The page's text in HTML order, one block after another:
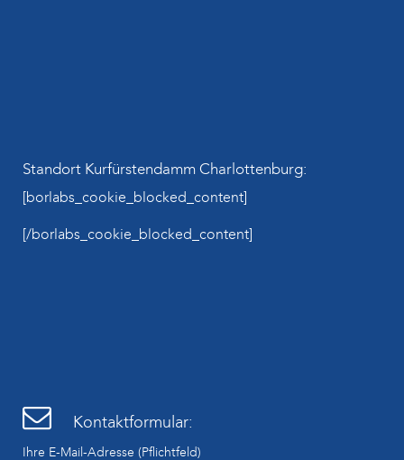
Standort Kurfürstendamm Charlottenburg:
[borlabs_cookie_blocked_content]
[/borlabs_cookie_blocked_content]
Kontaktformular:
Ihre E-Mail-Adresse (Pflichtfeld)